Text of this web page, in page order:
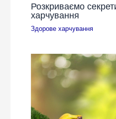
Розкриваємо
харчування
Здорове харчування